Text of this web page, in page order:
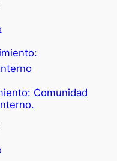
Comunidad